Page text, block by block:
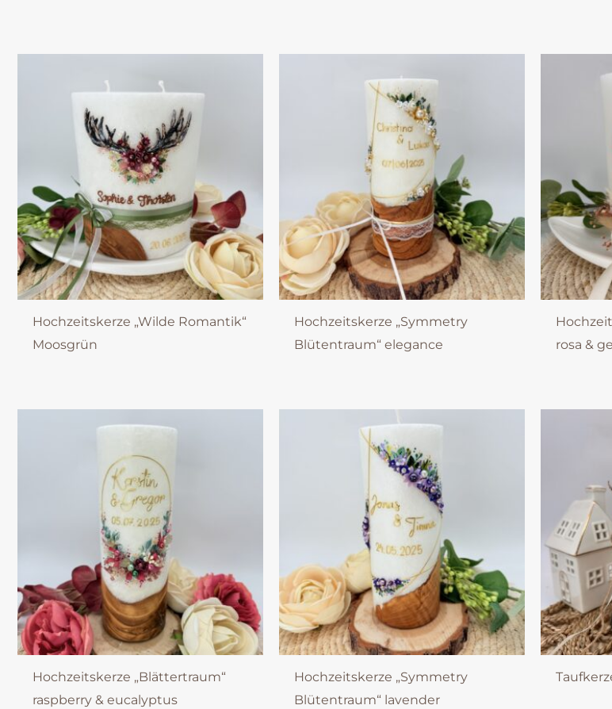
Hochzeitskerze „Wilde Romantik“
Moosgrün
Hochzeitskerze „Symmetry
Blütentraum“ elegance
rosa &
Hochzeitskerze „Blättertraum“
raspberry & eucalyptus
Hochzeitskerze „Symmetry
Blütentraum“ lavender